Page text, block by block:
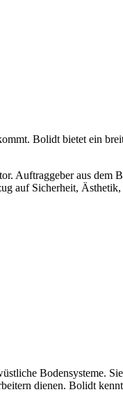
Bolidt bietet ein
Auftraggeber aus dem
auf Sicherheit,
Bodensysteme.
dienen. Bolidt